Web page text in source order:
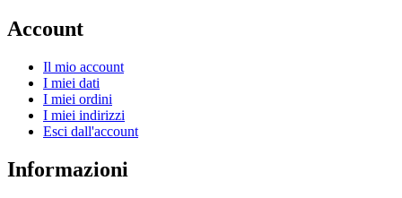
Account
Il mio account
I miei dati
I miei ordini
I miei indirizzi
Esci dall'account
Informazioni